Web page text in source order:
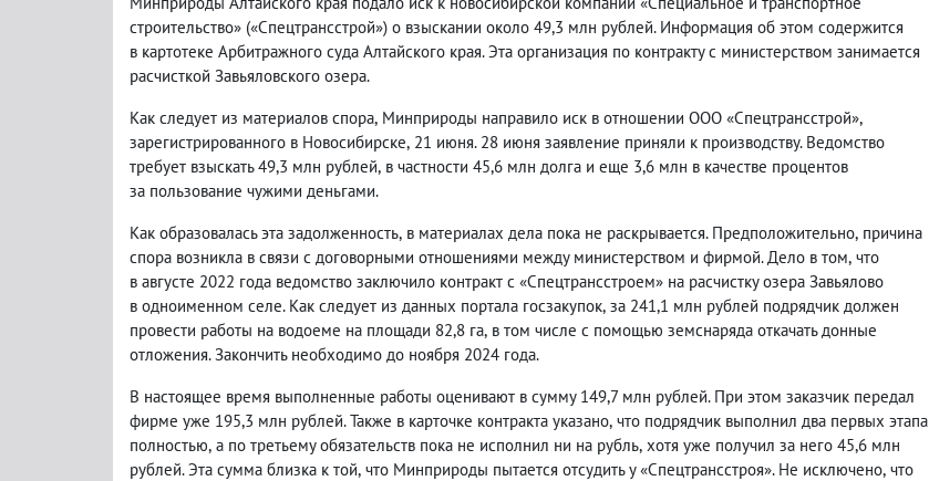
строительство» («Спецтрансстрой») о взыскании около 49,3 млн рублей. Информация об этом содержится
в картотеке Арбитражного суда Алтайского края. Эта организация по контракту с министерством занимается
расчисткой Завьяловского озера.
Как следует из материалов спора, Минприроды направило иск в отношении ООО «Спецтрансстрой»,
зарегистрированного в Новосибирске, 21 июня. 28 июня заявление приняли к производству. Ведомство
требует взыскать 49,3 млн рублей, в частности 45,6 млн долга и еще 3,6 млн в качестве процентов
за пользование чужими деньгами.
Как образовалась эта задолженность, в материалах дела пока не раскрывается. Предположительно, причина
спора возникла в связи с договорными отношениями между министерством и фирмой. Дело в том, что
в августе 2022 года ведомство заключило контракт с «Спецтрансстроем» на расчистку озера Завьялово
в одноименном селе. Как следует из данных портала госзакупок, за 241,1 млн рублей подрядчик должен
провести работы на водоеме на площади 82,8 га, в том числе с помощью земснаряда откачать донные
отложения. Закончить необходимо до ноября 2024 года.
В настоящее время выполненные работы оценивают в сумму 149,7 млн рублей. При этом заказчик передал
фирме уже 195,3 млн рублей. Также в карточке контракта указано, что подрядчик выполнил два первых этапа
полностью, а по третьему обязательств пока не исполнил ни на рубль, хотя уже получил за него 45,6 млн
рублей.Эта сумма близка к той, что Минприроды пытается отсудить у «Спецтрансстроя». Не исключено, что